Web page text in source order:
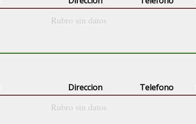
Rubro sin datos
Direccion Telefono
Rubro sin datos